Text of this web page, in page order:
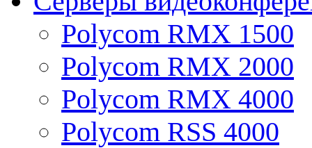
Polycom RMX 1500
Polycom RMX 2000
Polycom RMX 4000
Polycom RSS 4000